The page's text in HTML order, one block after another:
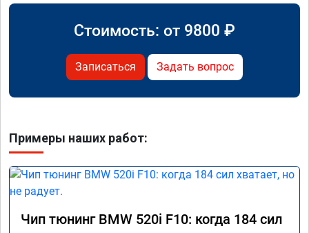
Стоимость: от 9800 ₽
Записаться Задать вопрос
Примеры наших работ:
Чип тюнинг BMW 520i F10: когда 184 сил